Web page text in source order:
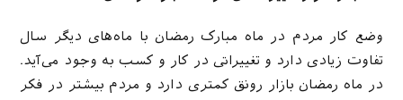
وضع کار مردم در ماه مبارک رمضان با ماه‌های دیگر سال
تفاوت زیادی دارد و تغییراتی در کار و کسب به وجود می‌آید.
در ماه رمضان بازار رونق کمتری دارد و مردم بیشتر در فکر